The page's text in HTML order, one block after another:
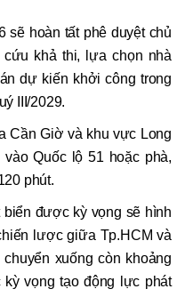
sẽ hoàn tất phê duyệt chủ
khả thi, lựa chọn nhà
dự kiến khởi công trong
III/2029.
Cần Giờ và khu vực Long
Quốc lộ 51 hoặc phà,
phút.
được kỳ vọng sẽ hình
lược giữa Tp.HCM và
xuống còn khoảng
vọng tạo động lực phát